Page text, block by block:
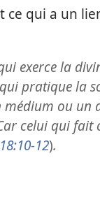
qui a un
exerce la
pratique la
médium ou un
celui qui fait
12).